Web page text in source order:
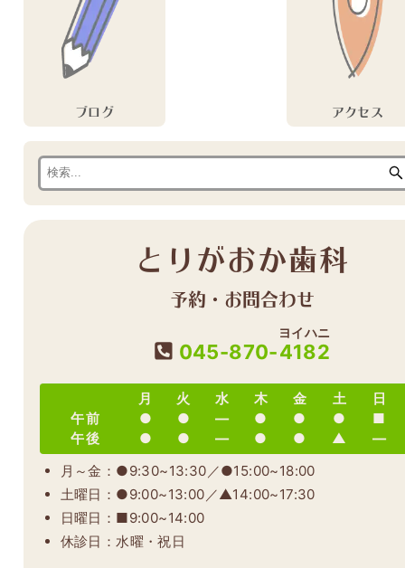
ブログ アクセス
とりがおか歯科
予約・お問合わせ
045-870-4182
ヨイハニ
月 火 水 木 金 土
日
午前
● ● ― ● ● ●
■
午後
● ● ― ● ● ▲
―
月～金：●9:30~13:30／●15:00~18:00
土曜日：●9:00~13:00／▲14:00~17:30
日曜日：■9:00~14:00
休診日：水曜・祝日